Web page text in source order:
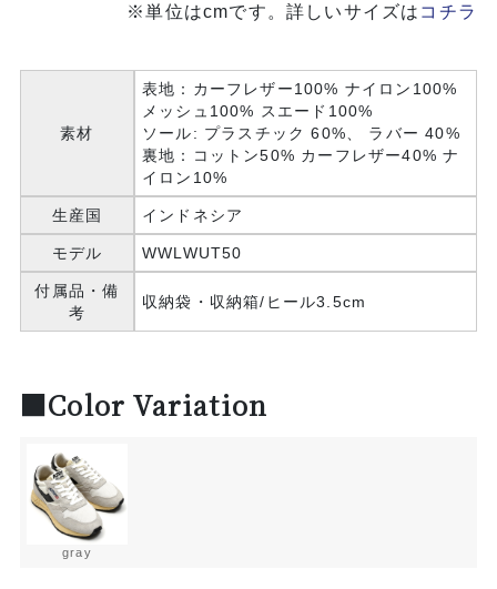
※単位はcmです。詳しいサイズは コチラ
素材
表地：カーフレザー100% ナイロン100%
メッシュ100% スエード100%
ソール: プラスチック 60%、 ラバー 40%
裏地：コットン50% カーフレザー40% ナ
イロン10%
生産国 インドネシア
モデル WWLWUT50
付属品・備
考
収納袋・収納箱/ヒール3.5cm
■Color Variation
gray